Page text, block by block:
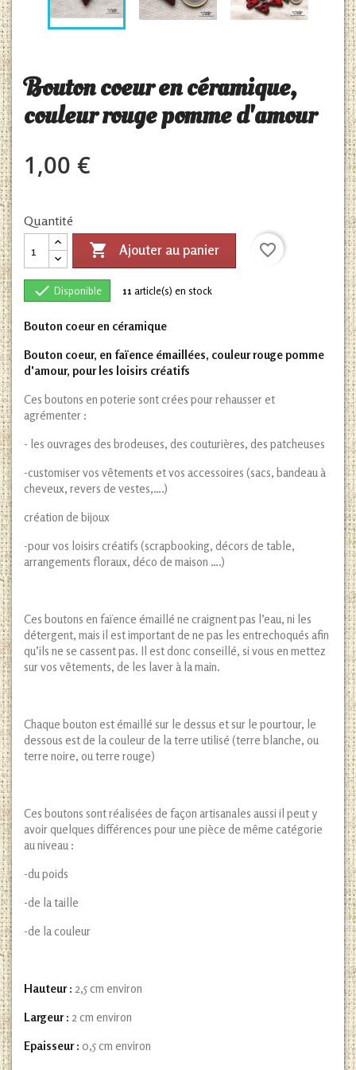
Bouton coeur en céramique,
couleur rouge pomme d'amour
1,00 €
Quantité
 Ajouter au panier favorite_border
 Disponible 11 article(s) en stock
Bouton coeur en céramique
Bouton coeur, en faïence émaillées, couleur rouge pomme
d'amour, pour les loisirs créatifs
Ces boutons en poterie sont crées pour rehausser et
agrémenter :
- les ouvrages des brodeuses, des couturières, des patcheuses
-customiser vos vêtements et vos accessoires (sacs, bandeau à
cheveux, revers de vestes,….)
création de bijoux
-pour vos loisirs créatifs (scrapbooking, décors de table,
arrangements floraux, déco de maison ….)
Ces boutons en faïence émaillé ne craignent pas l’eau, ni les
détergent, mais il est important de ne pas les entrechoqués afin
qu’ils ne se cassent pas. Il est donc conseillé, si vous en mettez
sur vos vêtements, de les laver à la main.
Chaque bouton est émaillé sur le dessus et sur le pourtour, le
dessous est de la couleur de la terre utilisé (terre blanche, ou
terre noire, ou terre rouge)
Ces boutons sont réalisées de façon artisanales aussi il peut y
avoir quelques différences pour une pièce de même catégorie
au niveau :
-du poids
-de la taille
-de la couleur
Hauteur : 2,5 cm environ
Largeur : 2 cm environ
Epaisseur : 0,5 cm environ